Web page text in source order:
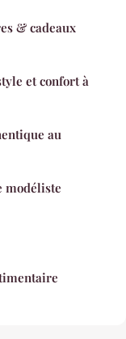
& cadeaux
et confort à
au
modéliste